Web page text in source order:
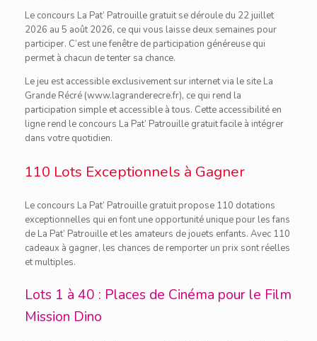
Le concours La Pat’ Patrouille gratuit se déroule du 22 juillet
2026 au 5 août 2026, ce qui vous laisse deux semaines pour
participer. C’est une fenêtre de participation généreuse qui
permet à chacun de tenter sa chance.
Le jeu est accessible exclusivement sur internet via le site La
Grande Récré (www.lagranderecre.fr), ce qui rend la
participation simple et accessible à tous. Cette accessibilité en
ligne rend le concours La Pat’ Patrouille gratuit facile à intégrer
dans votre quotidien.
110 Lots Exceptionnels à Gagner
Le concours La Pat’ Patrouille gratuit propose 110 dotations
exceptionnelles qui en font une opportunité unique pour les fans
de La Pat’ Patrouille et les amateurs de jouets enfants. Avec 110
cadeaux à gagner, les chances de remporter un prix sont réelles
et multiples.
Lots 1 à 40 : Places de Cinéma pour le Film
Mission Dino